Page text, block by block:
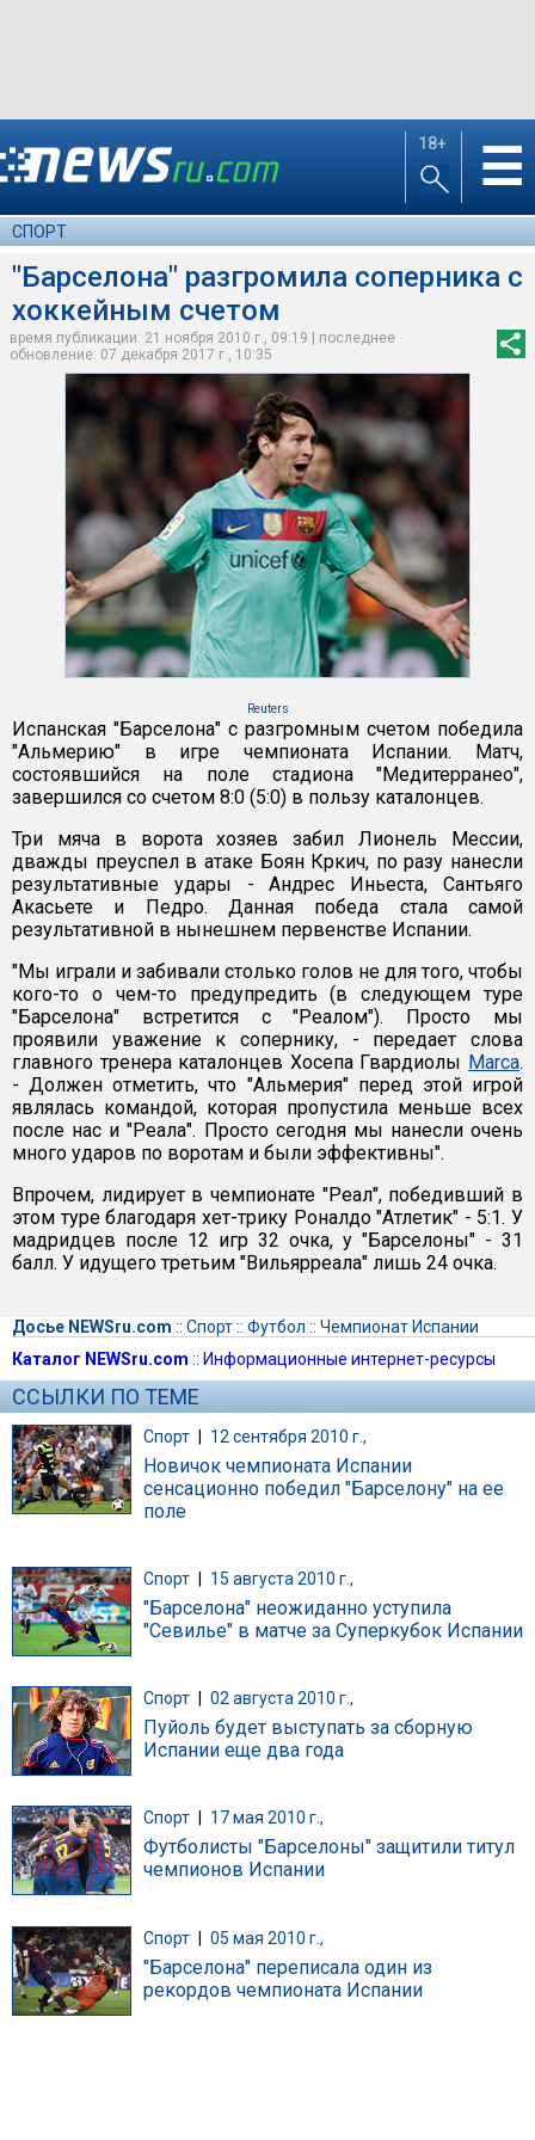
18+ ☰
СПОРТ
"Барселона" разгромила соперника с
хоккейным счетом
время публикации: 21 ноября 2010 г., 09:19 | последнее
обновление: 07 декабря 2017 г., 10:35
Reuters
Испанская "Барселона" с разгромным счетом победила
"Альмерию" в игре чемпионата Испании. Матч,
состоявшийся на поле стадиона "Медитерранео",
завершился со счетом 8:0 (5:0) в пользу каталонцев.
Три мяча в ворота хозяев забил Лионель Мессии,
дважды преуспел в атаке Боян Кркич, по разу нанесли
результативные удары - Андрес Иньеста, Сантьяго
Акасьете и Педро. Данная победа стала самой
результативной в нынешнем первенстве Испании.
"Мы играли и забивали столько голов не для того, чтобы
кого-то о чем-то предупредить (в следующем туре
"Барселона" встретится с "Реалом"). Просто мы
проявили уважение к сопернику, - передает слова
главного тренера каталонцев Хосепа Гвардиолы Marca.
- Должен отметить, что "Альмерия" перед этой игрой
являлась командой, которая пропустила меньше всех
после нас и "Реала". Просто сегодня мы нанесли очень
много ударов по воротам и были эффективны".
Впрочем, лидирует в чемпионате "Реал", победивший в
этом туре благодаря хет-трику Роналдо "Атлетик" - 5:1. У
мадридцев после 12 игр 32 очка, у "Барселоны" - 31
балл. У идущего третьим "Вильярреала" лишь 24 очка.
Досье NEWSru.com :: Спорт:: Футбол :: Чемпионат Испании
Каталог NEWSru.com :: Информационные интернет-ресурсы
ССЫЛКИ ПО ТЕМЕ
Спорт | 12 сентября 2010 г.,
Новичок чемпионата Испании
сенсационно победил "Барселону" на ее
поле
Спорт 15 августа 2010 г.,
"Барселона" неожиданно уступила
"Севилье" в матче за Суперкубок Испании
Спорт 02 августа 2010 г.,
Пуйоль будет выступать за сборную
Испании еще два года
Спорт 17 мая 2010 г.,
Футболисты "Барселоны" защитили титул
чемпионов Испании
Спорт | 05 мая 2010 г.,
"Барселона" переписала один из
рекордов чемпионата Испании